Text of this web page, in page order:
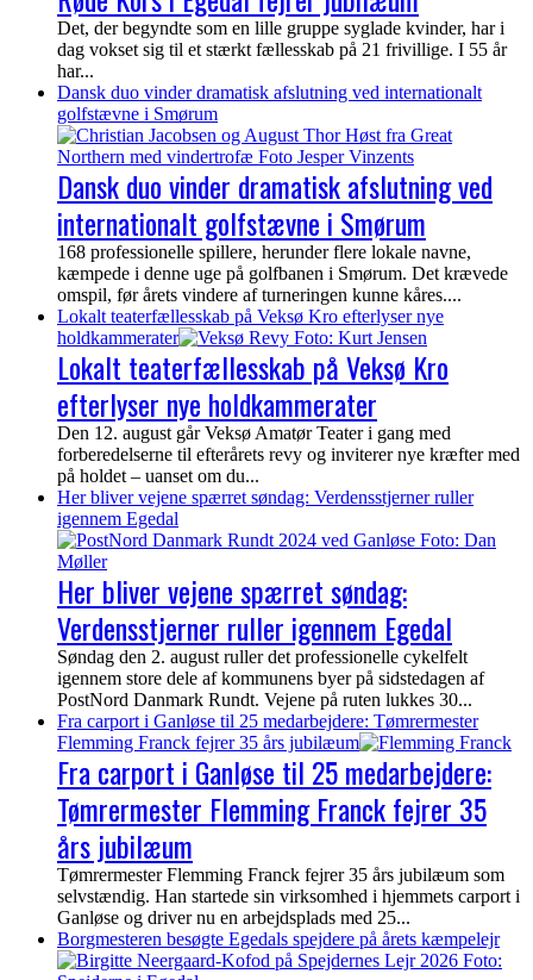
Det, der begyndte som en lille gruppe syglade kvinder, har i
dag vokset sig til et stærkt fællesskab på 21 frivillige. I 55 år
har...
Dansk duo vinder dramatisk afslutning ved internationalt
golfstævne i Smørum
Dansk duo vinder dramatisk afslutning ved
internationalt golfstævne i Smørum
168 professionelle spillere, herunder flere lokale navne,
kæmpede i denne uge på golfbanen i Smørum. Det krævede
omspil, før årets vindere af turneringen kunne kåres....
Lokalt teaterfællesskab på Veksø Kro efterlyser nye
holdkammerater
Lokalt teaterfællesskab på Veksø Kro
efterlyser nye holdkammerater
Den 12. august går Veksø Amatør Teater i gang med
forberedelserne til efterårets revy og inviterer nye kræfter med
på holdet – uanset om du...
Her bliver vejene spærret søndag: Verdensstjerner ruller
igennem Egedal
Her bliver vejene spærret søndag:
Verdensstjerner ruller igennem Egedal
Søndag den 2. august ruller det professionelle cykelfelt
igennem store dele af kommunens byer på sidstedagen af
PostNord Danmark Rundt. Vejene på ruten lukkes 30...
Fra carport i Ganløse til 25 medarbejdere: Tømrermester
Flemming Franck fejrer 35 års jubilæum
Fra carport i Ganløse til 25 medarbejdere:
Tømrermester Flemming Franck fejrer 35
års jubilæum
Tømrermester Flemming Franck fejrer 35 års jubilæum som
selvstændig. Han startede sin virksomhed i hjemmets carport i
Ganløse og driver nu en arbejdsplads med 25...
Borgmesteren besøgte Egedals spejdere på årets kæmpelejr